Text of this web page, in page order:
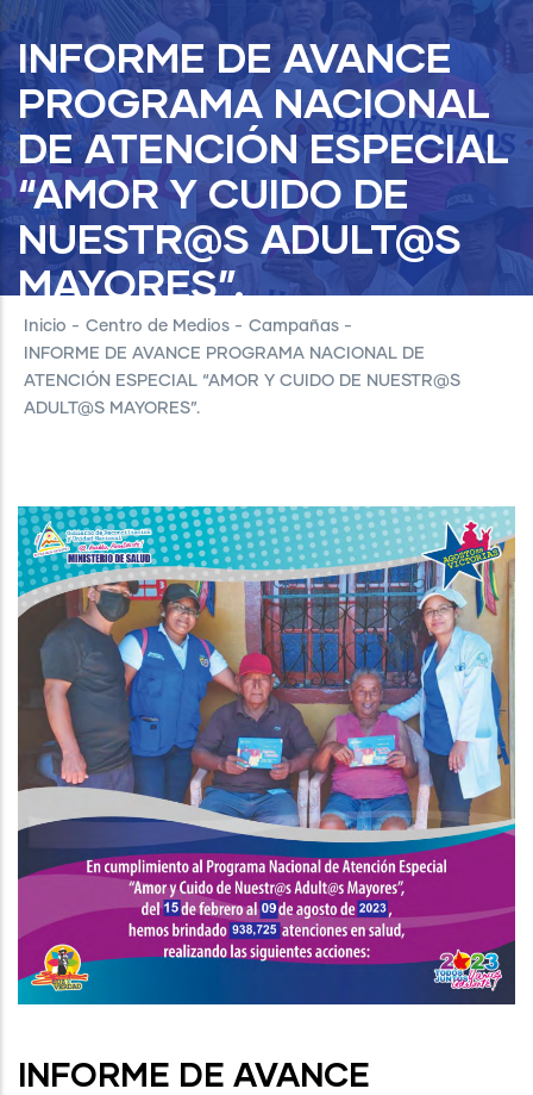
INFORME DE AVANCE
PROGRAMA NACIONAL
DE ATENCIÓN ESPECIAL
“AMOR Y CUIDO DE
NUESTR@S ADULT@S
MAYORES”.
Inicio - Centro de Medios - Campañas -
INFORME DE AVANCE PROGRAMA NACIONAL DE
ATENCIÓN ESPECIAL “AMOR Y CUIDO DE NUESTR@S
ADULT@S MAYORES”.
INFORME DE AVANCE